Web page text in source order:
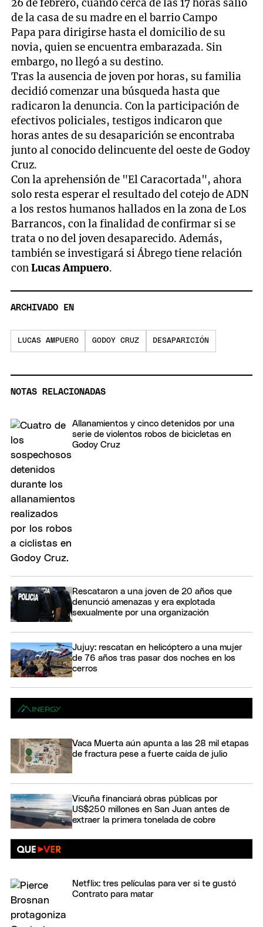
26 de febrero, cuando cerca de las 17 horas salió
de la casa de su madre en el barrio Campo
Papa para dirigirse hasta el domicilio de su
novia, quien se encuentra embarazada. Sin
embargo, no llegó a su destino.
Tras la ausencia de joven por horas, su familia
decidió comenzar una búsqueda hasta que
radicaron la denuncia. Con la participación de
efectivos policiales, testigos indicaron que
horas antes de su desaparición se encontraba
junto al conocido delincuente del oeste de Godoy
Cruz.
Con la aprehensión de "El Caracortada", ahora
solo resta esperar el resultado del cotejo de ADN
a los restos humanos hallados en la zona de Los
Barrancos, con la finalidad de confirmar si se
trata o no del joven desaparecido. Además,
también se investigará si Ábrego tiene relación
conLucas Ampuero.
ARCHIVADO EN
LUCAS AMPUERO GODOY CRUZ DESAPARICIÓN
NOTAS RELACIONADAS
Allanamientos y cinco detenidos por una
serie de violentos robos de bicicletas en
Godoy Cruz
Rescataron a una joven de 20 años que
denunció amenazas y era explotada
sexualmente por una organización
Jujuy: rescatan en helicóptero a una mujer
de 76 años tras pasar dos noches en los
cerros
Vaca Muerta aún apunta a las 28 mil etapas
de fractura pese a fuerte caída de julio
Vicuña financiará obras públicas por
US$250 millones en San Juan antes de
extraer la primera tonelada de cobre
Netflix: tres películas para ver si te gustó
Contrato para matar